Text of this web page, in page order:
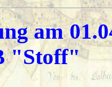
am
"Stoff"